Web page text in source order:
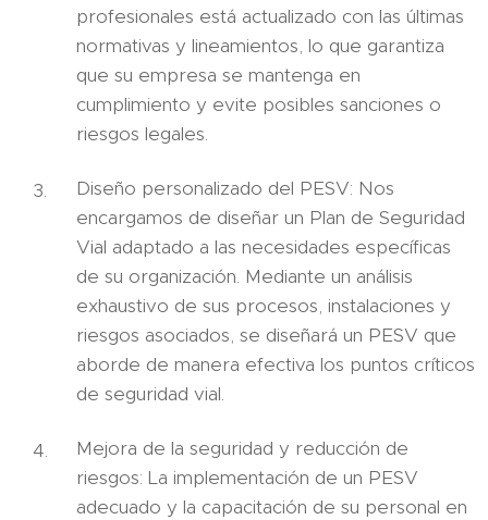
profesionales está actualizado con las últimas
normativas y lineamientos, lo que garantiza
que su empresa se mantenga en
cumplimiento y evite posibles sanciones o
riesgos legales.
Diseño personalizado del PESV: Nos
encargamos de diseñar un Plan de Seguridad
Vial adaptado a las necesidades específicas
de su organización. Mediante un análisis
exhaustivo de sus procesos, instalaciones y
riesgos asociados, se diseñará un PESV que
aborde de manera efectiva los puntos críticos
de seguridad vial.
Mejora de la seguridad y reducción de
riesgos: La implementación de un PESV
adecuado y la capacitación de su personal en